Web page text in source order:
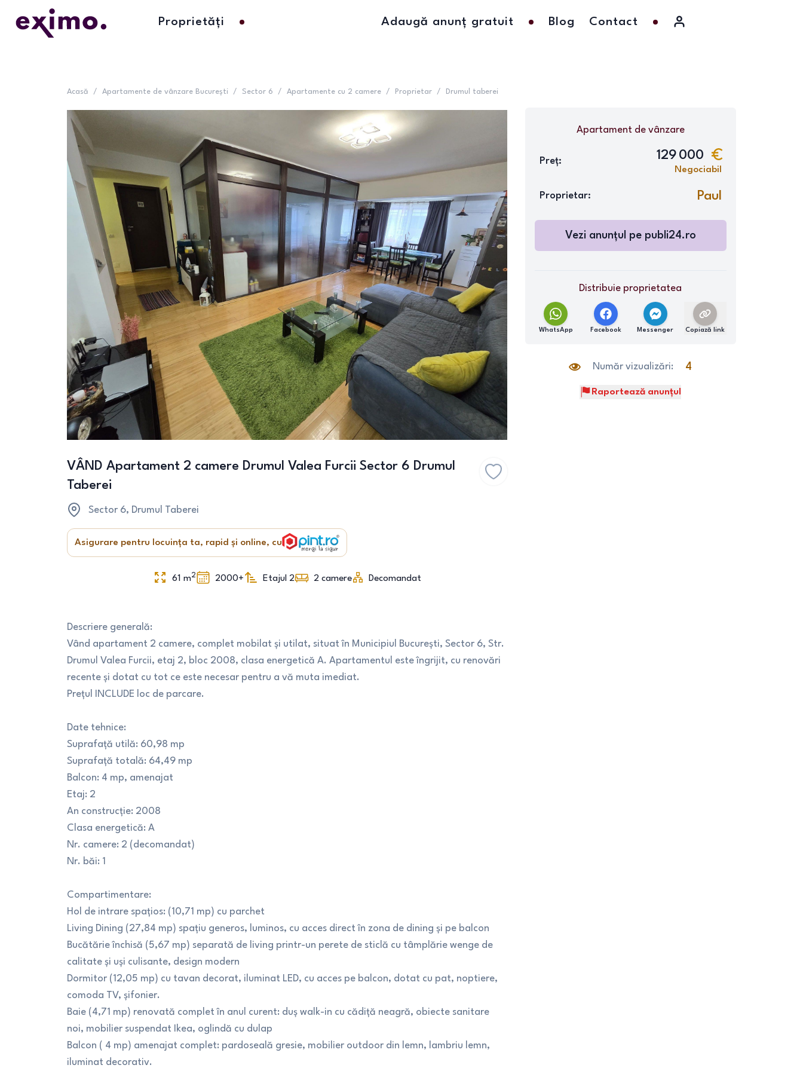
Proprietăți Adaugă anunț gratuit Blog Contact
Acasă / Apartamente de vânzare București / Sector 6 / Apartamente cu 2 camere / Proprietar / Drumul taberei
VÂND Apartament 2 camere Drumul Valea Furcii Sector 6 Drumul
Taberei
Sector 6, Drumul Taberei
Asigurare pentru locuința ta, rapid și online, cu
61 m2 2000+ Etajul 2 2 camere Decomandat
Descriere generală:
Vând apartament 2 camere, complet mobilat și utilat, situat în Municipiul București, Sector 6, Str.
Drumul Valea Furcii, etaj 2, bloc 2008, clasa energetică A. Apartamentul este îngrijit, cu renovări
recente și dotat cu tot ce este necesar pentru a vă muta imediat.
Prețul INCLUDE loc de parcare.
Date tehnice:
Suprafață utilă: 60,98 mp
Suprafață totală: 64,49 mp
Balcon: 4 mp, amenajat
Etaj: 2
An construcție: 2008
Clasa energetică: A
Nr. camere: 2 (decomandat)
Nr. băi: 1
Compartimentare:
Hol de intrare spațios: (10,71 mp) cu parchet
Living Dining (27,84 mp) spațiu generos, luminos, cu acces direct în zona de dining și pe balcon
Bucătărie închisă (5,67 mp) separată de living printr-un perete de sticlă cu tâmplărie wenge de
calitate și uși culisante, design modern
Dormitor (12,05 mp) cu tavan decorat, iluminat LED, cu acces pe balcon, dotat cu pat, noptiere,
comoda TV, șifonier.
Baie (4,71 mp) renovată complet în anul curent: duș walk-in cu cădiță neagră, obiecte sanitare
noi, mobilier suspendat Ikea, oglindă cu dulap
Balcon ( 4 mp) amenajat complet: pardoseală gresie, mobilier outdoor din lemn, lambriu lemn,
iluminat decorativ.
Apartamentde vânzare
Preț: 129 000
Negociabil
Proprietar: Paul
Vezi anunțul pe publi24.ro
Distribuie proprietatea
WhatsApp Facebook Messenger Copiază link
Număr vizualizări: 4
Raportează anunțul